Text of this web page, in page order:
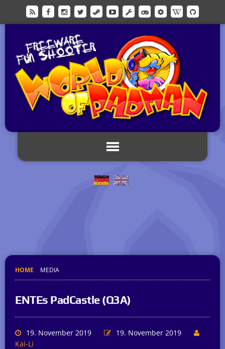
HOME MEDIA
ENTEs PadCastle (Q3A)
19. November 2019
19. November 2019
Kai-Li